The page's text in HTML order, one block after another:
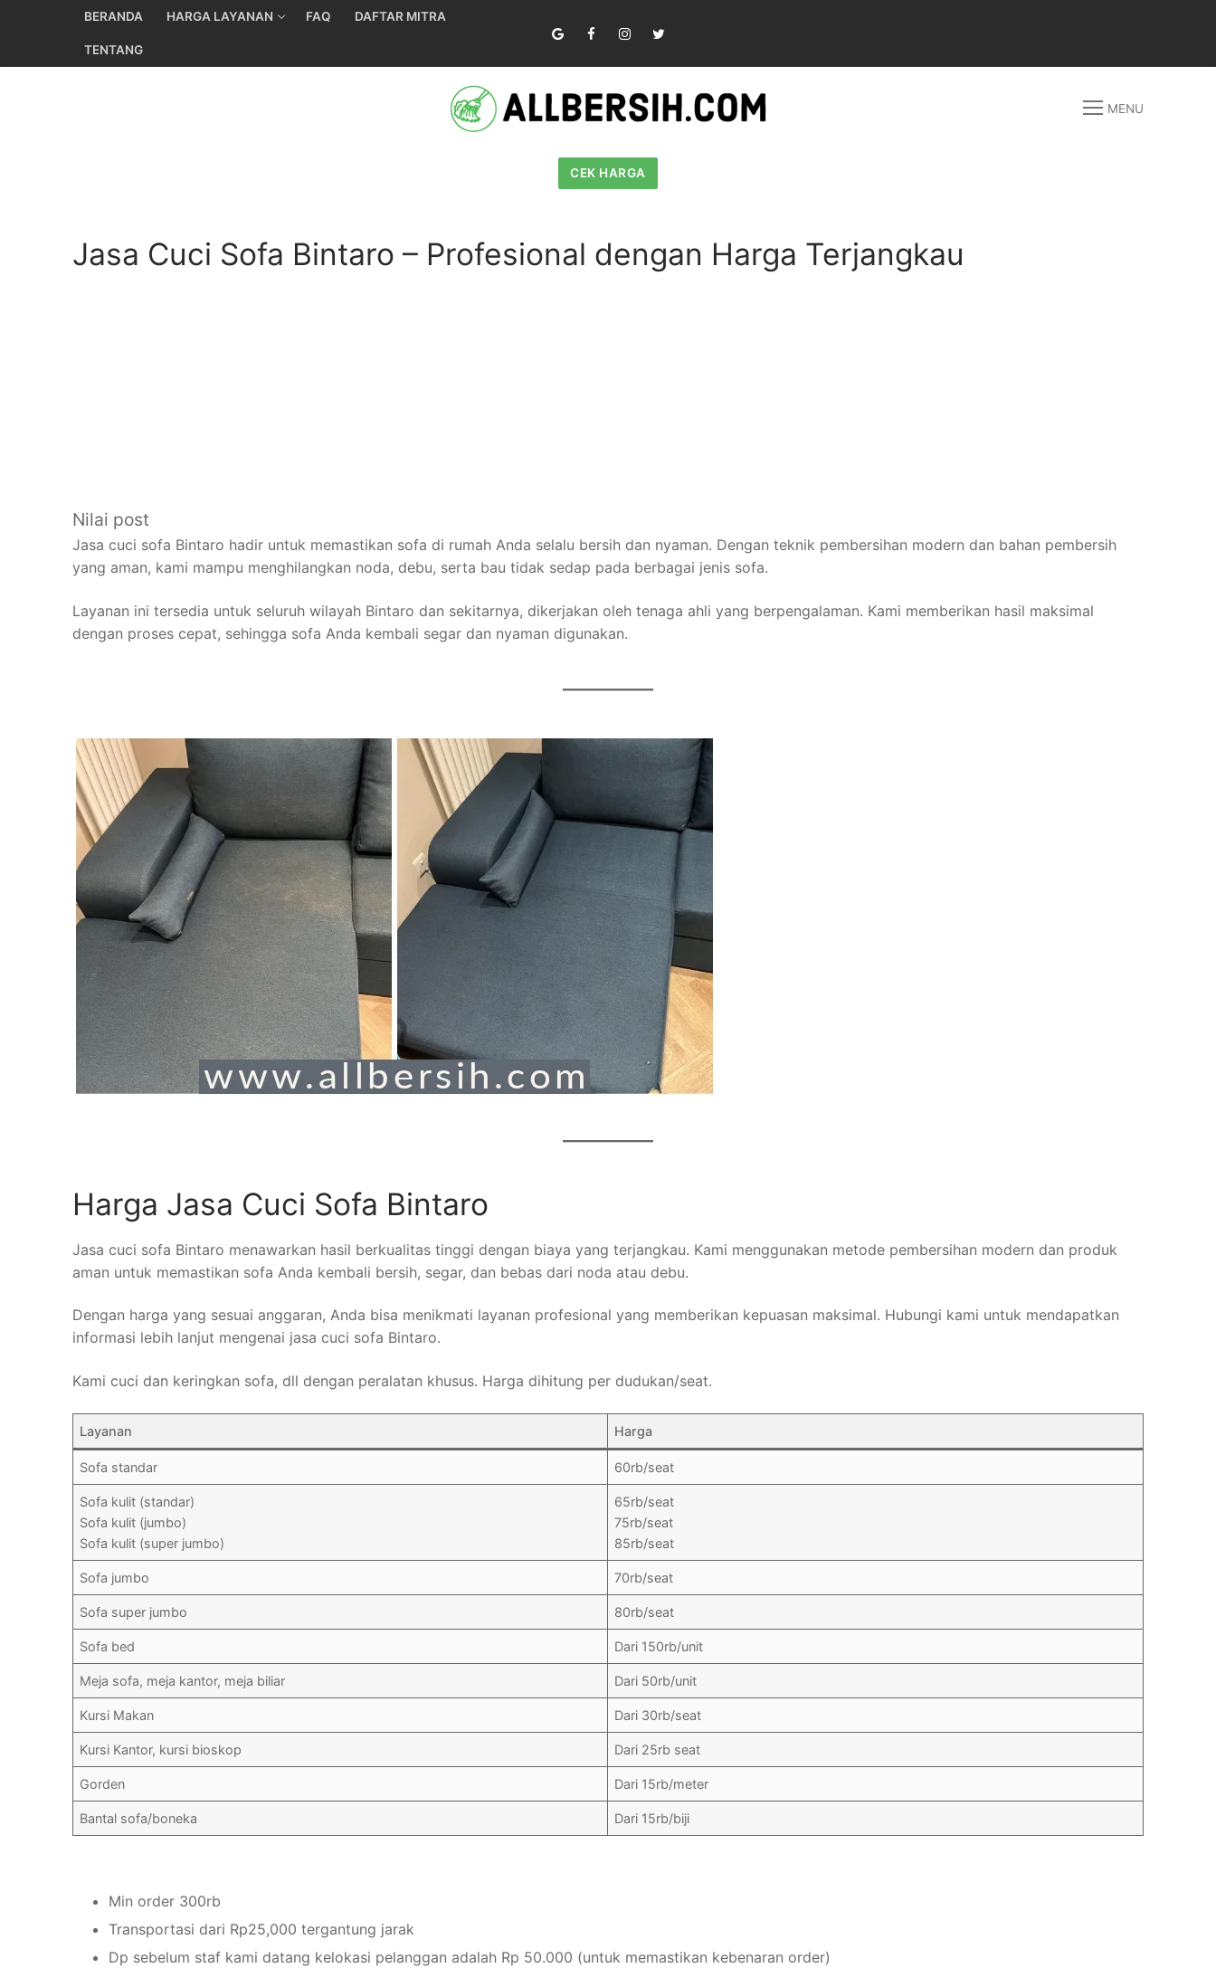
BERANDA HARGA LAYANAN FAQ DAFTAR MITRA
TENTANG
MENU
CEK HARGA
Jasa Cuci Sofa Bintaro – Profesional dengan Harga Terjangkau
Nilai post
Jasa cuci sofa Bintaro hadir untuk memastikan sofa di rumah Anda selalu bersih dan nyaman. Dengan teknik pembersihan modern dan bahan pembersih
yang aman, kami mampu menghilangkan noda, debu, serta bau tidak sedap pada berbagai jenis sofa.
Layanan ini tersedia untuk seluruh wilayah Bintaro dan sekitarnya, dikerjakan oleh tenaga ahli yang berpengalaman. Kami memberikan hasil maksimal
dengan proses cepat, sehingga sofa Anda kembali segar dan nyaman digunakan.
Harga Jasa Cuci Sofa Bintaro
Jasa cuci sofa Bintaro menawarkan hasil berkualitas tinggi dengan biaya yang terjangkau. Kami menggunakan metode pembersihan modern dan produk
aman untuk memastikan sofa Anda kembali bersih, segar, dan bebas dari noda atau debu.
Dengan harga yang sesuai anggaran, Anda bisa menikmati layanan profesional yang memberikan kepuasan maksimal. Hubungi kami untuk mendapatkan
informasi lebih lanjut mengenai jasa cuci sofa Bintaro.
Kami cuci dan keringkan sofa, dll dengan peralatan khusus. Harga dihitung per dudukan/seat.
Layanan Harga
Sofa standar 60rb/seat
Sofa kulit (standar)
Sofa kulit (jumbo)
Sofa kulit (super jumbo)
65rb/seat
75rb/seat
85rb/seat
Sofa jumbo 70rb/seat
Sofa super jumbo 80rb/seat
Sofa bed Dari 150rb/unit
Meja sofa, meja kantor, meja biliar Dari 50rb/unit
Kursi Makan Dari 30rb/seat
Kursi Kantor, kursi bioskop Dari 25rb seat
Gorden Dari 15rb/meter
Bantal sofa/boneka Dari 15rb/biji
Min order 300rb
Transportasi dari Rp25,000 tergantung jarak
Dp sebelum staf kami datang kelokasi pelanggan adalah Rp 50.000 (untuk memastikan kebenaran order)